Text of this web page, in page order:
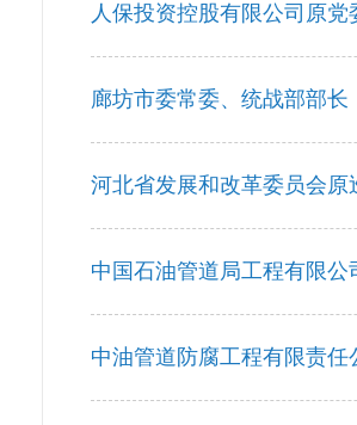
人保投资控股有限公司原
廊坊市委常委、统战部部
河北省发展和改革委员会
中国石油管道局工程有限
中油管道防腐工程有限责